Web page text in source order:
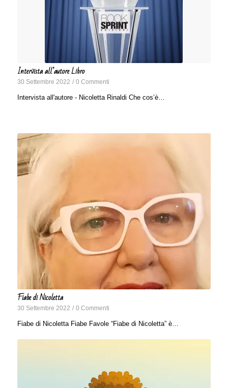
Intervista all’autore Libro
30 Settembre 2022 / 0 Commenti
Intervista all'autore - Nicoletta Rinaldi Che cos’è…
Fiabe di Nicoletta
30 Settembre 2022 / 0 Commenti
Fiabe di Nicoletta Fiabe Favole “Fiabe di Nicoletta” è…